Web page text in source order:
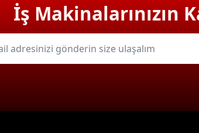
İş Makinalarınızın